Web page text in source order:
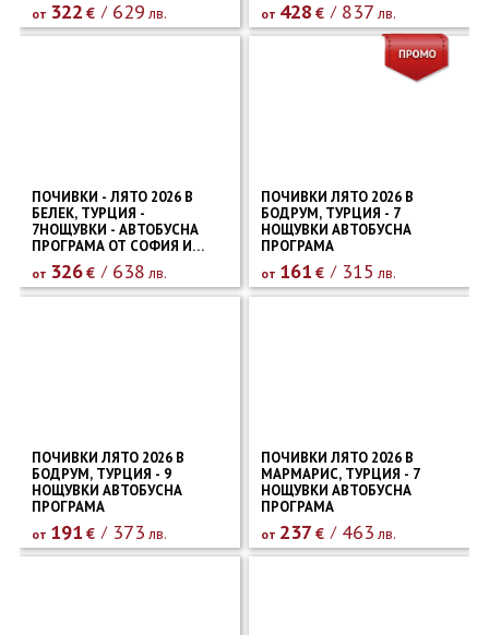
от 322 € 629 лв. от 428 € 837 лв.
ПОЧИВКИ - ЛЯТО 2026 В
БЕЛЕК, ТУРЦИЯ -
7НОЩУВКИ - АВТОБУСНА
ПРОГРАМА ОТ СОФИЯ И
ПЛОВДИВ
от 326€ 638 лв.
ПОЧИВКИ ЛЯТО 2026 В
БОДРУМ, ТУРЦИЯ - 7
НОЩУВКИ АВТОБУСНА
ПРОГРАМА
от 161 € 315 лв.
ПОЧИВКИ ЛЯТО 2026 В
БОДРУМ, ТУРЦИЯ - 9
НОЩУВКИ АВТОБУСНА
ПРОГРАМА
от 191 € 373 лв.
ПОЧИВКИ ЛЯТО 2026 В
МАРМАРИС, ТУРЦИЯ - 7
НОЩУВКИ АВТОБУСНА
ПРОГРАМА
от 237 € 463 лв.